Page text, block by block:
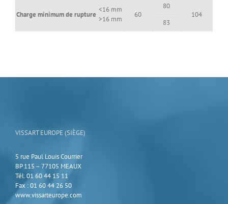
Charge minimum de rupture
<16 mm
>16 mm
60
80
104
83
VISSART EUROPE (SIÈGE)
5 rue Paul Louis Courrier
BP 115 – 77105 MEAUX
Tél. 01 60 44 15 11
Fax : 01 60 44 26 50
www.vissarteurope.com